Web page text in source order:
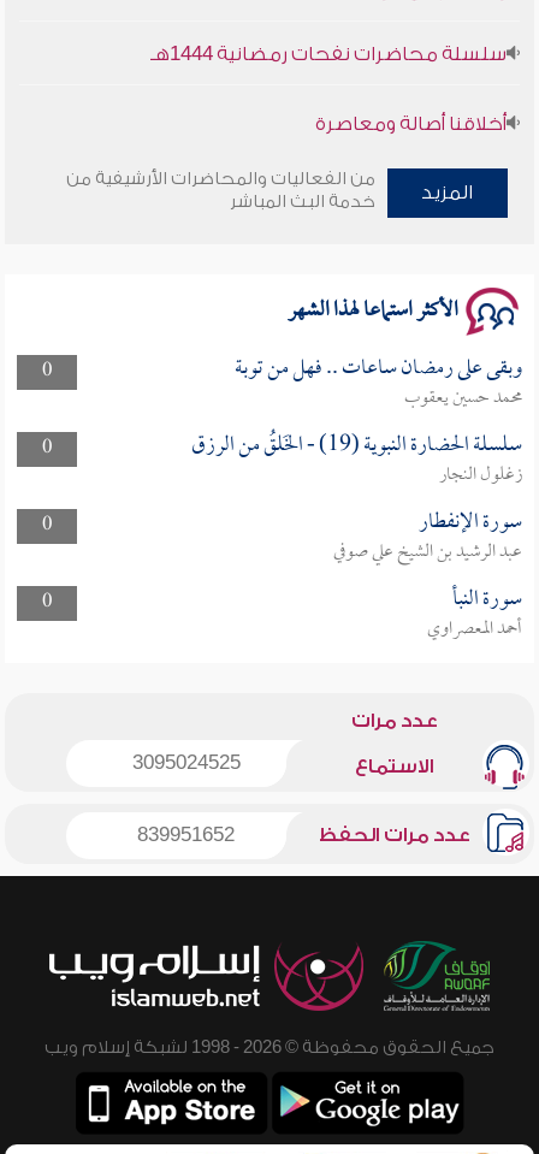
سلسلة محاضرات نفحات رمضانية 1444هـ
المزيد
من الفعاليات والمحاضرات الأرشيفية من
خدمة البث المباشر
الأكثر استماعا لهذا الشهر
0 وبقى على رمضان ساعات .. فهل من توبة
محمد حسين يعقوب
0
سلسلة الحضارة النبوية (19) - الخَلقُ من الرزق
زغلول النجار
0
سورة الإنفطار
عبد الرشيد بن الشيخ علي صوفي
0
سورة النبأ
أحمد المعصراوي
عدد مرات
الاستماع 3095024525
عدد مرات الحفظ 839951652
جميع الحقوق محفوظة © 2026 - 1998 لشبكة إسلام ويب